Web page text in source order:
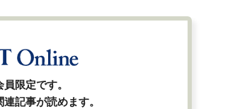
限定です。
記事が読めます。